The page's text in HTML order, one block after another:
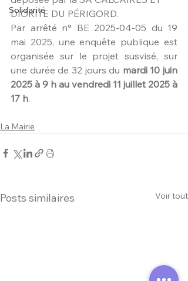
Solidarité
DIORITE DU PÉRIGORD.
Par arrêté n° BE 2025-04-05 du 19
mai 2025, une enquête publique est
organisée sur le projet susvisé, sur
une durée de 32 jours du mardi 10 juin
2025 à 9 h au vendredi 11 juillet 2025 à
17 h.
La Mairie
Posts similaires Voir tout